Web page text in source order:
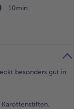
10min
besonders gut in